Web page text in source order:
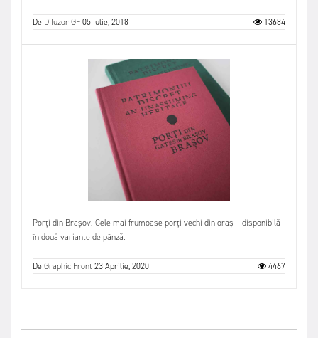
De Difuzor GF05 Iulie, 2018 13684
Porți din Brașov. Cele mai frumoase porți vechi din oraș – disponibilă
în două variante de pânză.
DeGraphic Front23 Aprilie, 2020 4467